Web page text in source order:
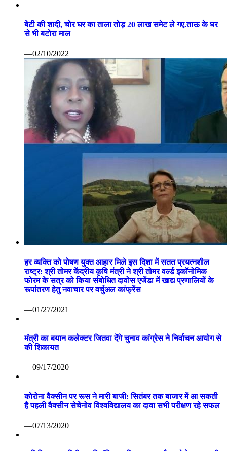
हर व्यक्ति को पोषण युक्त आहार मिले इस दिशा में सतत प्रयत्नशील
फोरम के सत्र को किया संबोधित दावोस एजेंडा में खाद्य प्रणालियों के
रूपांतरण हेतु नवाचार पर वर्चुअल कांफ्रेंस
मंत्री का बयान कलेक्टर जितवा देंगे चुनाव कांग्रेस ने निर्वाचन आयोग से
—09/17/2020
कोरोना वैक्सीन पर रूस ने मारी बाजी: सितंबर तक बाजार में आ सकती
है पहली वैक्सीन सेचेनोव विश्वविद्यालय का दावा सभी परीक्षण रहे सफल
वाणिज्यिक कर निरीक्षक निलंबित ग्वालियर 07 अप्रैल कोरोना महामारी
गई थी। लेकिन निरीक्षण के दौरान ड्यूटी स्थल पर अनुपस्थिति पाए
जिला निर्वाचन अधिकारी सामान्य निर्वाचन कलेक्ट्रेट ग्वालियर रहेगा।
कोरोना महामारी पर प्रभावी अंकुश नियंत्रणए बचाव एवं उपचार के संबंध
में वाणिज्यिक कर निरीक्षक श्री पवन दोहरे की बेला की बावड़ीए चौधरी
लेकिन मंगलवार को एडीजी ग्वालियर रेंज एवं जिला प्रशासन की टीम